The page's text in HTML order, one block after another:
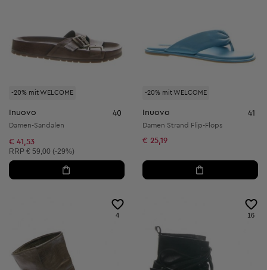
-20% mit WELCOME
Inuovo 40
Damen-Sandalen
€ 41,53
Unverbindliche Preisempfehlung:
RRP € 59,00 (-29%)
-20% mit WELCOME
Inuovo 41
Damen Strand Flip-Flops
€ 25,19
4 16